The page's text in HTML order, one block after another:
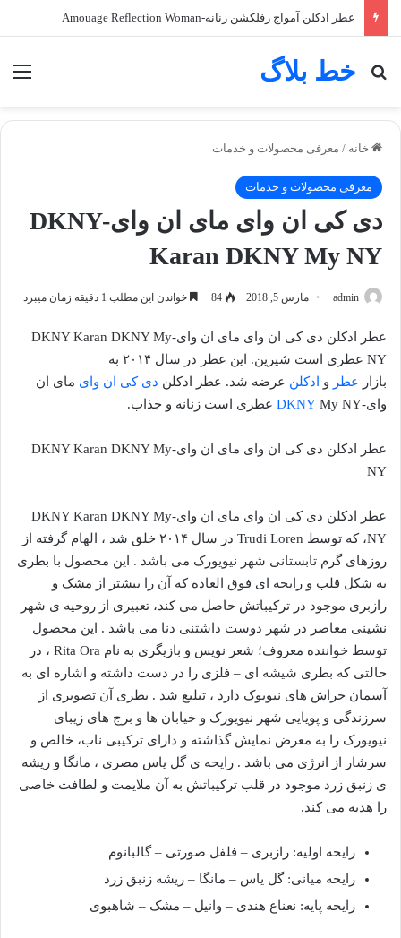
عطر ادکلن آمواج رفلکشن زنانه-Amouage Reflection Woman
خط بلاگ
جستجو برای
خانه / معرفی محصولات و خدمات
معرفی محصولات و خدمات
دی کی ان وای مای ان وای-DKNY
Karan DKNY My NY
admin مارس 5, 2018 84 خواندن این مطلب 1 دقیقه زمان میبرد
عطر ادکلن دی کی ان وای مای ان وای-DKNY Karan DKNY My
NY عطری است شیرین. این عطر در سال ۲۰۱۴ به
بازار عطر و ادکلن عرضه شد. عطر ادکلن دی کی ان وای مای ان
وای-
DKNY My NY عطری است زنانه و جذاب.
عطر ادکلن دی کی ان وای مای ان وای-DKNY Karan DKNY My
NY
عطر ادکلن دی کی ان وای مای ان وای-DKNY Karan DKNY My
NY، که توسط Trudi Loren در سال ۲۰۱۴ خلق شد ، الهام گرفته از
روزهای گرم تابستانی شهر نیویورک می باشد . این محصول با بطری
به شکل قلب و رایحه ای فوق العاده که آن را بیشتر از مشک و
رازبری موجود در ترکیباتش حاصل می کند، تعبیری از روحیه ی شهر
نشینی معاصر در شهر دوست داشتنی دنا می باشد . این محصول
توسط خواننده معروف؛ شعر نویس و بازیگری به نام Rita Ora ، در
حالتی که بطری شیشه ای – فلزی را در دست داشته و اشاره ای به
آسمان خراش های نیویوک دارد ، تبلیغ شد . بطری آن تصویری از
سرزندگی و پویایی شهر نیویورک و خیابان ها و برج های زیبای
نیویورک را به معرض نمایش گذاشته و دارای ترکیبی ناب، خالص و
سرشار از انرژی می باشد . رایحه ی گل یاس مصری ، مانگا و ریشه
ی زنبق زرد موجود در قلب ترکیباتش به آن ملایمت و لطافت خاصی
را هدیه می کند.
رایحه اولیه: رازبری – فلفل صورتی – گالبانوم
رایحه میانی: گل یاس – مانگا – ریشه زنبق زرد
رایحه پایه: نعناع هندی – وانیل – مشک – شاهبوی